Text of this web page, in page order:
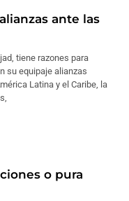
ante las
tiene razones para
su equipaje alianzas
Latina y el Caribe, la
o pura